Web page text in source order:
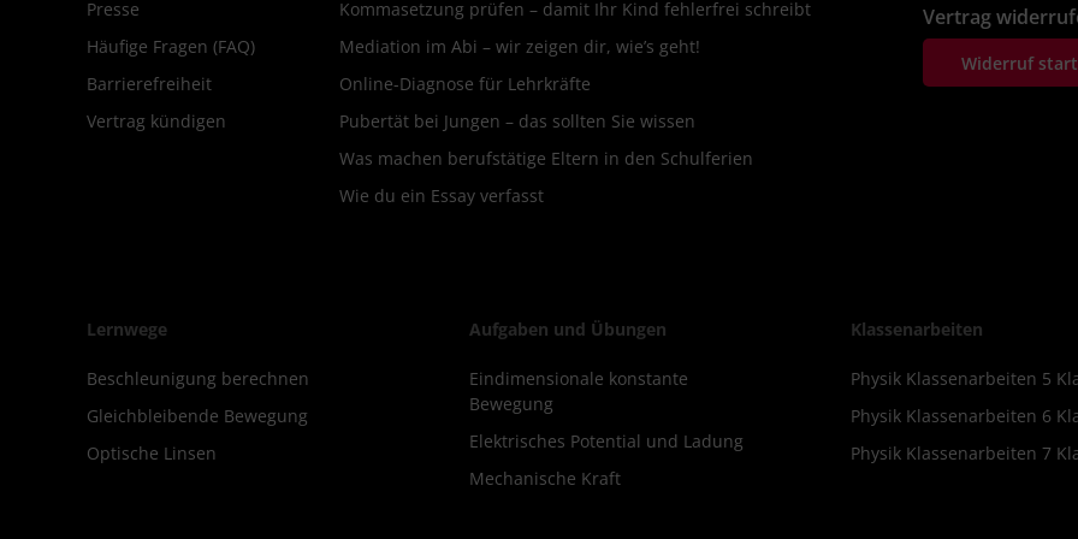
Presse
Häufige Fragen (FAQ)
Barrierefreiheit
Vertrag kündigen
Kommasetzung prüfen – damit Ihr Kind fehlerfrei schreibt
Mediation im Abi – wir zeigen dir, wie’s geht!
Online-Diagnose für Lehrkräfte
Pubertät bei Jungen – das sollten Sie wissen
Was machen berufstätige Eltern in den Schulferien
Wie du ein Essay verfasst
Vertrag
Widerruf
Lernwege
Beschleunigung berechnen
Gleichbleibende Bewegung
Optische Linsen
Aufgaben und Übungen
Eindimensionale konstante
Bewegung
Elektrisches Potential und Ladung
Mechanische Kraft
Klassenarbeiten
Physik Klassenarbeiten 5
Physik Klassenarbeiten 6
Physik Klassenarbeiten 7